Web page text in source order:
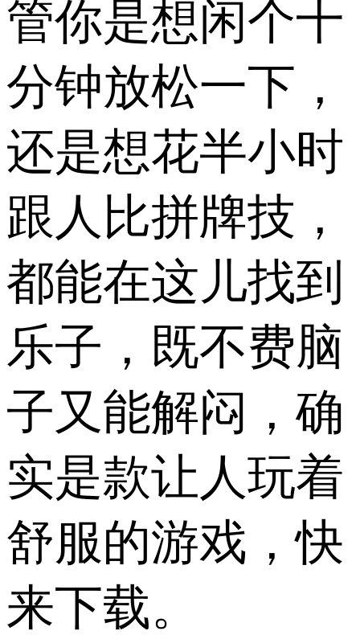
管你是想闲个十
分钟放松一下，
还是想花半小时
跟人比拼牌技，
都能在这儿找到
乐子，既不费脑
子又能解闷，确
实是款让人玩着
舒服的游戏，快
来下载。